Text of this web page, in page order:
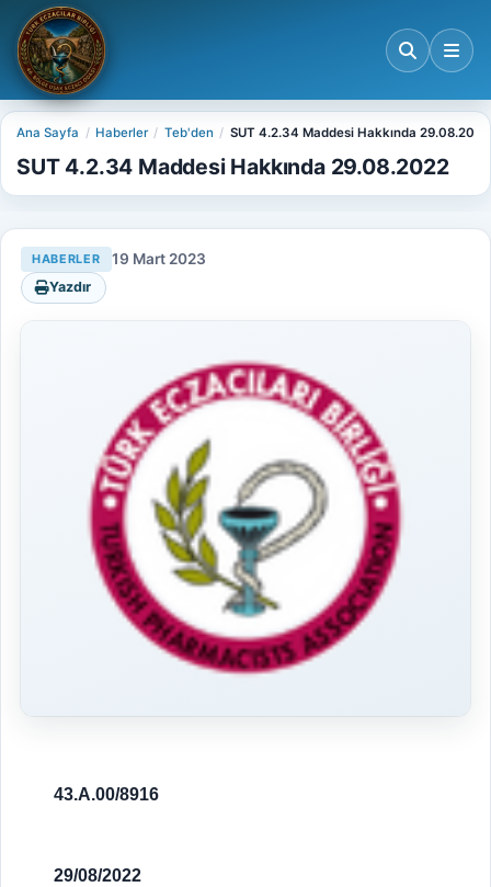
Ana Sayfa Haberler Teb'den SUT 4.2.34 Maddesi Hakkında 29.08.2022
SUT 4.2.34 Maddesi Hakkında 29.08.2022
HABERLER 19 Mart 2023
Yazdır
43.A.00/8916
29/08/2022